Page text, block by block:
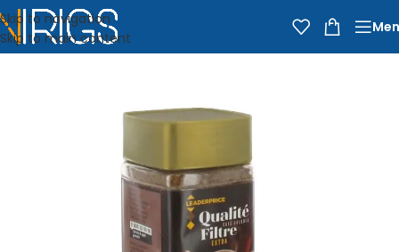
Skip to navigation
Skip to main content